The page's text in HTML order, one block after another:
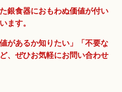
銀食器におもわぬ価値が付い
ます。
があるか知りたい」「不要な
、ぜひお気軽にお問い合わせ